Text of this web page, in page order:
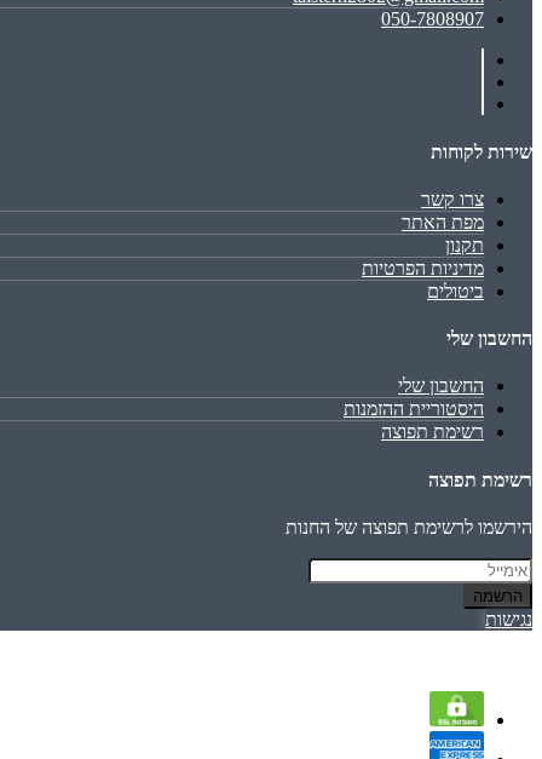
050-7808907
שירות לקוחות
צרו קשר
מפת האתר
תקנון
מדיניות הפרטיות
ביטולים
החשבון שלי
החשבון שלי
היסטוריית ההזמנות
רשימת תפוצה
רשימת תפוצה
הירשמו לרשימת תפוצה של החנות
הרשמה
נגישות